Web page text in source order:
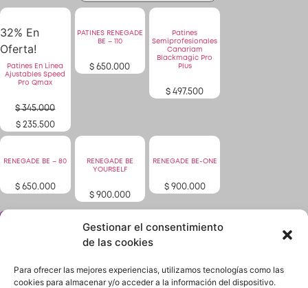
Gestionar el consentimiento
de las cookies
Para ofrecer las mejores experiencias, utilizamos tecnologías como las
cookies para almacenar y/o acceder a la información del dispositivo.
Quiero Vender
Registrarse
32% En
Oferta!
Patines En Línea
Ajustables Speed
Pro Qmax
$345.000
$235.500
PATINES RENEGADE
BE – 110
$ 650.000
Patines
Semiprofesionales
Canariam
Blackmagic Pro
Plus
$ 497.500
RENEGADE BE – 80
$650.000
RENEGADE BE
YOURSELF
$900.000
RENEGADE BE-ONE
$900.000
¿No encuentras lo que buscas? solicítalo dando
click aquí y en 24 horas o menos te lo encontramos.